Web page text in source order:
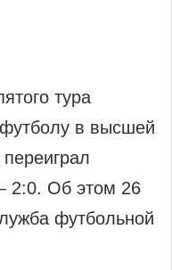
тура
в высшей
2:0.​ Об этом 26
футбольной